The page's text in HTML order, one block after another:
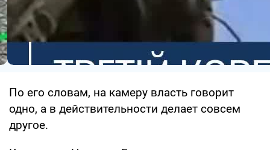
По его словам, на камеру власть говорит
одно, а в действительности делает совсем
другое.